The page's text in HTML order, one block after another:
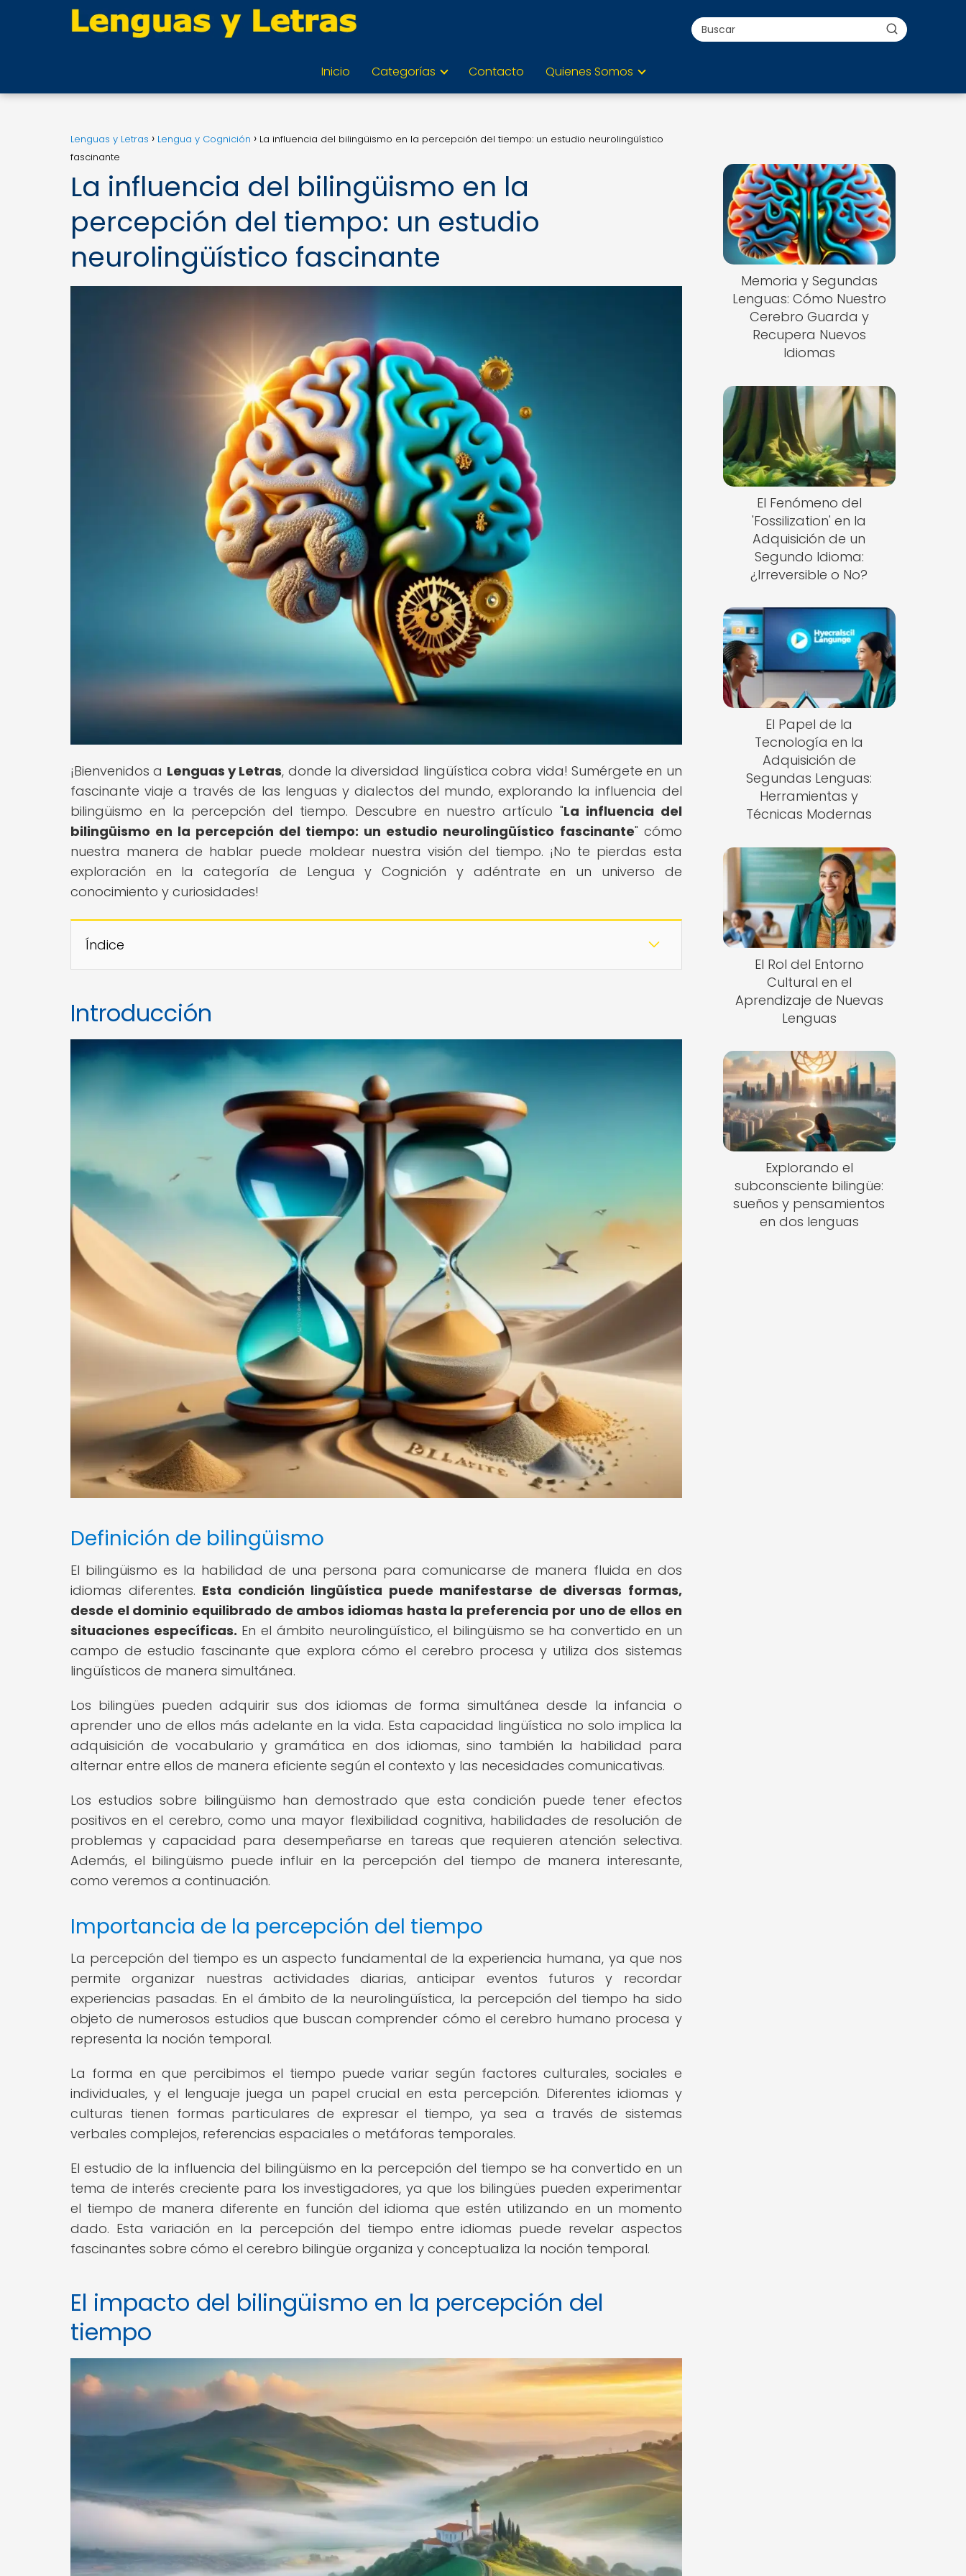
Inicio Categorías Contacto Quienes Somos
Lenguas y Letras Lengua y Cognición
La influencia del bilingüismo en la percepción del tiempo: un estudio neurolingüístico
fascinante
La influencia del bilingüismo en la
percepción del tiempo: un estudio
neurolingüístico fascinante
¡Bienvenidos a Lenguas y Letras, donde la diversidad lingüística cobra vida! Sumérgete en un
fascinante viaje a través de las lenguas y dialectos del mundo, explorando la influencia del
bilingüismo en la percepción del tiempo. Descubre en nuestro artículo "La influencia del
bilingüismo en la percepción del tiempo: un estudio neurolingüístico fascinante" cómo
nuestra manera de hablar puede moldear nuestra visión del tiempo. ¡No te pierdas esta
exploración en la categoría de Lengua y Cognición y adéntrate en un universo de
conocimiento y curiosidades!
Índice
Introducción
Definición de bilingüismo
El bilingüismo es la habilidad de una persona para comunicarse de manera fluida en dos
idiomas diferentes. Esta condición lingüística puede manifestarse de diversas formas,
desde el dominio equilibrado de ambos idiomas hasta la preferencia por uno de ellos en
situaciones específicas. En el ámbito neurolingüístico, el bilingüismo se ha convertido en un
campo de estudio fascinante que explora cómo el cerebro procesa y utiliza dos sistemas
lingüísticos de manera simultánea.
Los bilingües pueden adquirir sus dos idiomas de forma simultánea desde la infancia o
aprender uno de ellos más adelante en la vida. Esta capacidad lingüística no solo implica la
adquisición de vocabulario y gramática en dos idiomas, sino también la habilidad para
alternar entre ellos de manera eficiente según el contexto y las necesidades comunicativas.
Los estudios sobre bilingüismo han demostrado que esta condición puede tener efectos
positivos en el cerebro, como una mayor flexibilidad cognitiva, habilidades de resolución de
problemas y capacidad para desempeñarse en tareas que requieren atención selectiva.
Además, el bilingüismo puede influir en la percepción del tiempo de manera interesante,
como veremos a continuación.
Importancia de la percepción del tiempo
La percepción del tiempo es un aspecto fundamental de la experiencia humana, ya que nos
permite organizar nuestras actividades diarias, anticipar eventos futuros y recordar
experiencias pasadas. En el ámbito de la neurolingüística, la percepción del tiempo ha sido
objeto de numerosos estudios que buscan comprender cómo el cerebro humano procesa y
representa la noción temporal.
La forma en que percibimos el tiempo puede variar según factores culturales, sociales e
individuales, y el lenguaje juega un papel crucial en esta percepción. Diferentes idiomas y
culturas tienen formas particulares de expresar el tiempo, ya sea a través de sistemas
verbales complejos, referencias espaciales o metáforas temporales.
El estudio de la influencia del bilingüismo en la percepción del tiempo se ha convertido en un
tema de interés creciente para los investigadores, ya que los bilingües pueden experimentar
el tiempo de manera diferente en función del idioma que estén utilizando en un momento
dado. Esta variación en la percepción del tiempo entre idiomas puede revelar aspectos
fascinantes sobre cómo el cerebro bilingüe organiza y conceptualiza la noción temporal.
El impacto del bilingüismo en la percepción del
tiempo
Memoria y Segundas
Lenguas: Cómo Nuestro
Cerebro Guarda y
Recupera Nuevos
Idiomas
El Fenómeno del
'Fossilization' en la
Adquisición de un
Segundo Idioma:
¿Irreversible o No?
El Papel de la
Tecnología en la
Adquisición de
Segundas Lenguas:
Herramientas y
Técnicas Modernas
El Rol del Entorno
Cultural en el
Aprendizaje de Nuevas
Lenguas
Explorando el
subconsciente bilingüe:
sueños y pensamientos
en dos lenguas